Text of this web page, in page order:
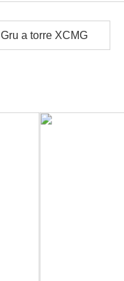
Gru a torre XCMG